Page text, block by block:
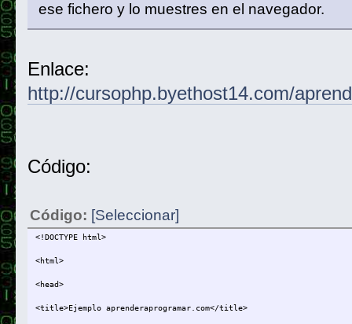
ese fichero y lo muestres en el navegador.
Enlace:
http://cursophp.byethost14.com/
Código:
Código: [Seleccionar]
<!DOCTYPE html>
<html>
<head>
<title>Ejemplo aprenderaprogramar.com</title>